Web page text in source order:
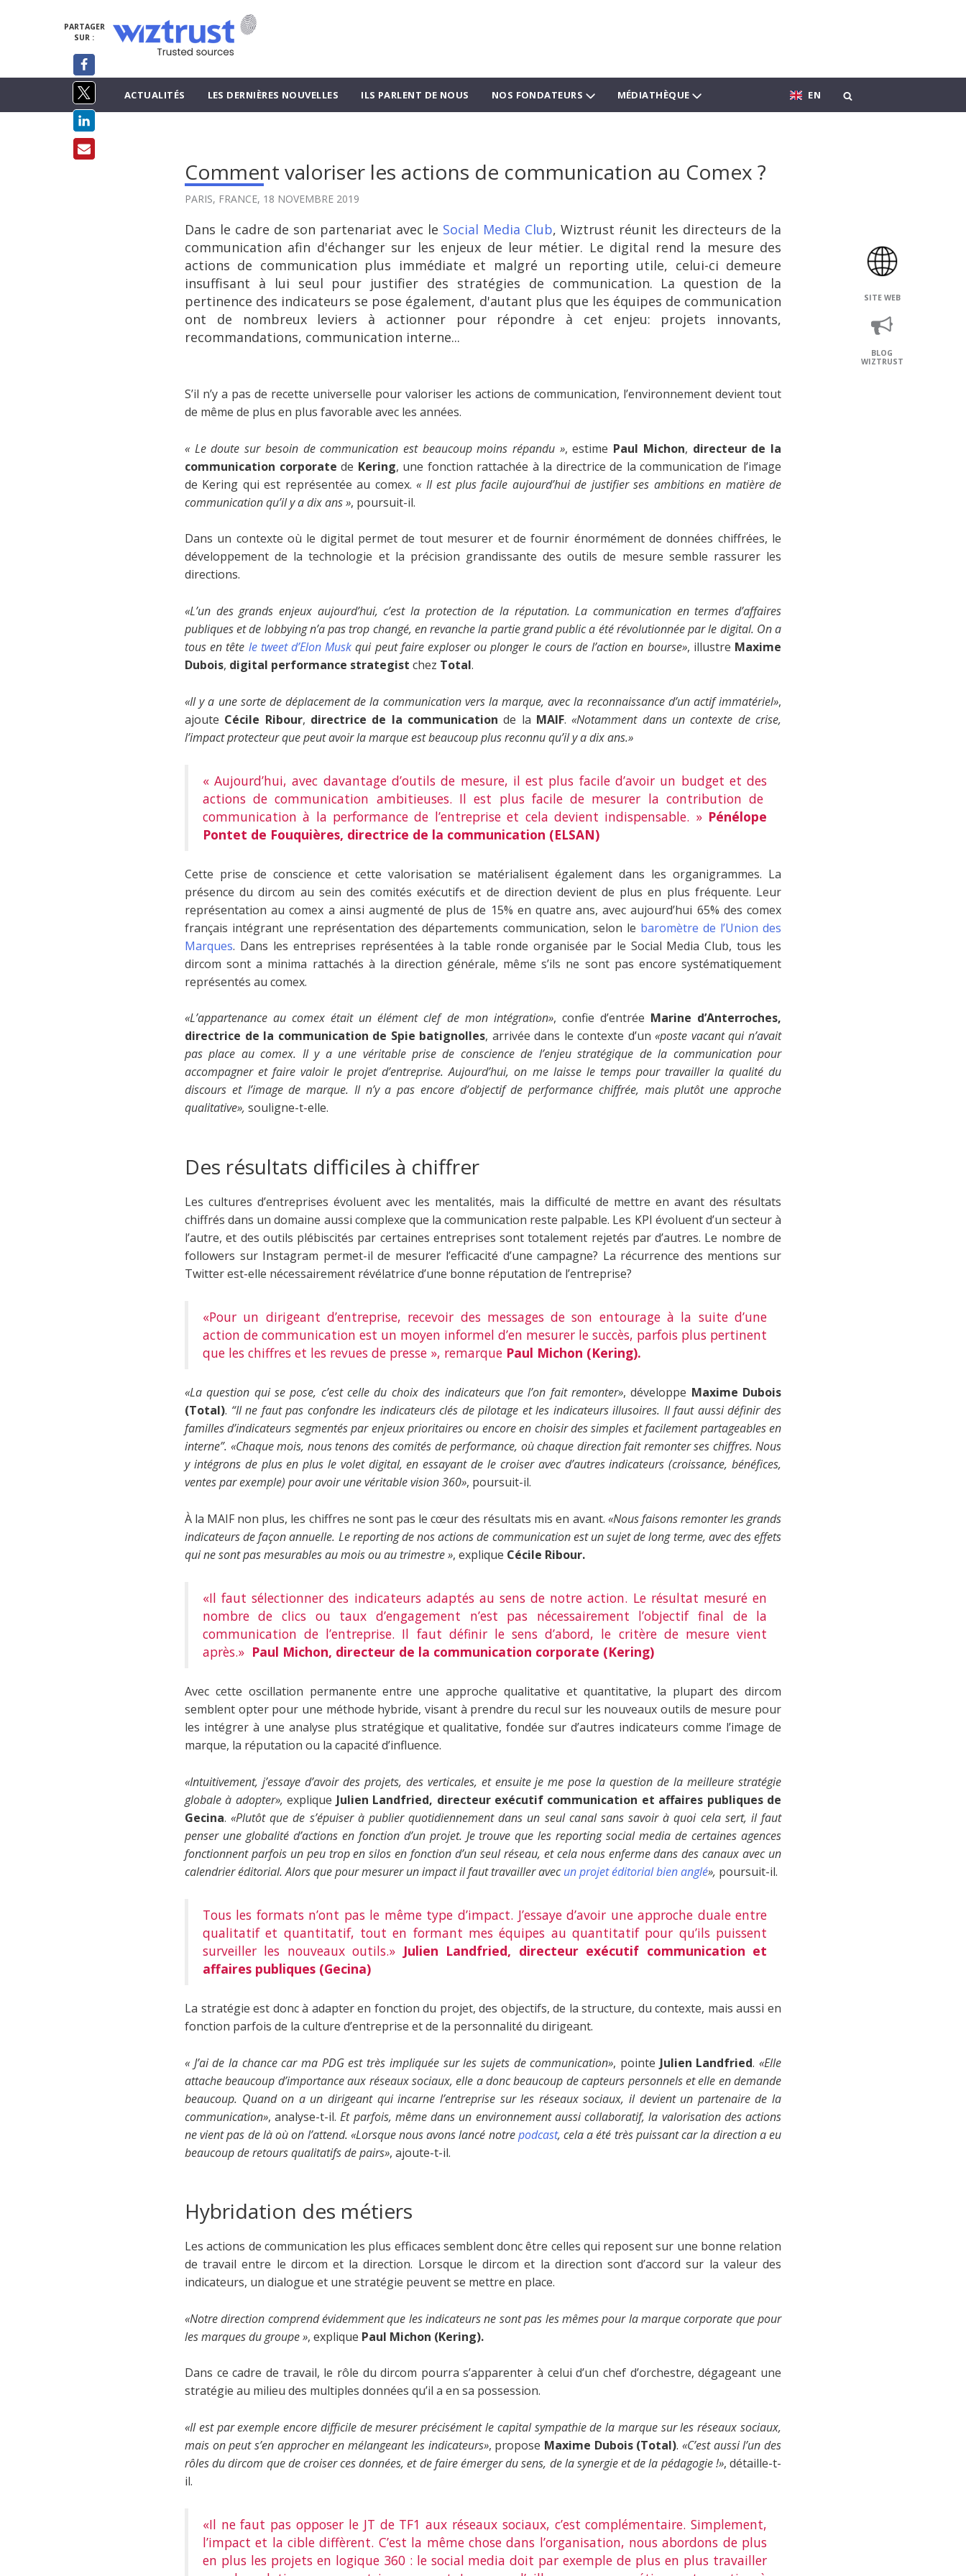
EN
ACTUALITÉS LES DERNIÈRES NOUVELLES ILS PARLENT DE NOUS NOS FONDATEURS MÉDIATHÈQUE
Comment valoriser les actions de communication au Comex ?
PARIS, FRANCE, 18 NOVEMBRE 2019
Dans le cadre de son partenariat avec le Social Media Club, Wiztrust réunit les directeurs de la
communication afin d'échanger sur les enjeux de leur métier. Le digital rend la mesure des
actions de communication plus immédiate et malgré un reporting utile, celui-ci demeure
insuffisant à lui seul pour justifier des stratégies de communication. La question de la
pertinence des indicateurs se pose également, d'autant plus que les équipes de communication
ont de nombreux leviers à actionner pour répondre à cet enjeu: projets innovants,
recommandations, communication interne...
PARTAGER
SUR :
SITE WEB
BLOG
WIZTRUST
S’il n’y a pas de recette universelle pour valoriser les actions de communication, l’environnement devient tout
de même de plus en plus favorable avec les années.
« Le doute sur besoin de communication est beaucoup moins répandu », estime Paul Michon, directeur de la
communication corporate de Kering, une fonction rattachée à la directrice de la communication de l’image
de Kering qui est représentée au comex.« Il est plus facile aujourd’hui de justifier ses ambitions en matière de
communication qu’il y a dix ans », poursuit-il.
Dans un contexte où le digital permet de tout mesurer et de fournir énormément de données chiffrées, le
développement de la technologie et la précision grandissante des outils de mesure semble rassurer les
directions.
«L’un des grands enjeux aujourd’hui, c’est la protection de la réputation. La communication en termes d’affaires
publiques et de lobbying n’a pas trop changé, en revanche la partie grand public a été révolutionnée par le digital. On a
tous en tête le tweet d’Elon Musk qui peut faire exploser ou plonger le cours de l’action en bourse», illustre Maxime
Dubois, digital performance strategist chez Total.
«Il y a une sorte de déplacement de la communication vers la marque, avec la reconnaissance d’un actif immatériel»,
ajoute Cécile Ribour, directrice de la communication de la MAIF.«Notamment dans un contexte de crise,
l’impact protecteur que peut avoir la marque est beaucoup plus reconnu qu’il y a dix ans.»
« Aujourd’hui, avec davantage d’outils de mesure, il est plus facile d’avoir un budget et des
actions de communication ambitieuses. Il est plus facile de mesurer la contribution de
communication à la performance de l’entreprise et cela devient indispensable. » Pénélope
Pontet de Fouquières, directrice de la communication (ELSAN)
Cette prise de conscience et cette valorisation se matérialisent également dans les organigrammes. La
présence du dircom au sein des comités exécutifs et de direction devient de plus en plus fréquente. Leur
représentation au comex a ainsi augmenté de plus de 15% en quatre ans, avec aujourd’hui 65% des comex
français intégrant une représentation des départements communication, selon le baromètre de l’Union des
Marques. Dans les entreprises représentées à la table ronde organisée par le Social Media Club, tous les
dircom sont a minima rattachés à la direction générale, même s’ils ne sont pas encore systématiquement
représentés au comex.
«L’appartenance au comex était un élément clef de mon intégration», confie d’entrée Marine d’Anterroches,
directrice de la communication de Spie batignolles, arrivée dans le contexte d’un«poste vacant qui n’avait
pas place au comex. Il y a une véritable prise de conscience de l’enjeu stratégique de la communication pour
accompagner et faire valoir le projet d’entreprise. Aujourd’hui, on me laisse le temps pour travailler la qualité du
discours et l’image de marque. Il n’y a pas encore d’objectif de performance chiffrée, mais plutôt une approche
qualitative», souligne-t-elle.
Des résultats difficiles à chiffrer
Les cultures d’entreprises évoluent avec les mentalités, mais la difficulté de mettre en avant des résultats
chiffrés dans un domaine aussi complexe que la communication reste palpable. Les KPI évoluent d’un secteur à
l’autre, et des outils plébiscités par certaines entreprises sont totalement rejetés par d’autres. Le nombre de
followers sur Instagram permet-il de mesurer l’efficacité d’une campagne? La récurrence des mentions sur
Twitter est-elle nécessairement révélatrice d’une bonne réputation de l’entreprise?
«Pour un dirigeant d’entreprise, recevoir des messages de son entourage à la suite d’une
action de communication est un moyen informel d’en mesurer le succès, parfois plus pertinent
que les chiffres et les revues de presse », remarque Paul Michon (Kering).
«La question qui se pose, c’est celle du choix des indicateurs que l’on fait remonter», développe Maxime Dubois
(Total). “Il ne faut pas confondre les indicateurs clés de pilotage et les indicateurs illusoires. Il faut aussi définir des
familles d’indicateurs segmentés par enjeux prioritaires ou encore en choisir des simples et facilement partageables en
interne”. «Chaque mois, nous tenons des comités de performance, où chaque direction fait remonter ses chiffres. Nous
y intégrons de plus en plus le volet digital, en essayant de le croiser avec d’autres indicateurs (croissance, bénéfices,
ventes par exemple) pour avoir une véritable vision 360», poursuit-il.
À la MAIF non plus, les chiffres ne sont pas le cœur des résultats mis en avant. «Nous faisons remonter les grands
indicateurs de façon annuelle. Le reporting de nos actions de communication est un sujet de long terme, avec des effets
qui ne sont pas mesurables au mois ou au trimestre », explique Cécile Ribour.
«Il faut sélectionner des indicateurs adaptés au sens de notre action. Le résultat mesuré en
nombre de clics ou taux d’engagement n’est pas nécessairement l’objectif final de la
communication de l’entreprise. Il faut définir le sens d’abord, le critère de mesure vient
après.» Paul Michon, directeur de la communication corporate (Kering)
Avec cette oscillation permanente entre une approche qualitative et quantitative, la plupart des dircom
semblent opter pour une méthode hybride, visant à prendre du recul sur les nouveaux outils de mesure pour
les intégrer à une analyse plus stratégique et qualitative, fondée sur d’autres indicateurs comme l’image de
marque, la réputation ou la capacité d’influence.
«Intuitivement, j’essaye d’avoir des projets, des verticales, et ensuite je me pose la question de la meilleure stratégie
globale à adopter», explique Julien Landfried, directeur exécutif communication et affaires publiques de
Gecina.«Plutôt que de s’épuiser à publier quotidiennement dans un seul canal sans savoir à quoi cela sert, il faut
penser une globalité d’actions en fonction d’un projet. Je trouve que les reporting social media de certaines agences
fonctionnent parfois un peu trop en silos en fonction d’un seul réseau, et cela nous enferme dans des canaux avec un
calendrier éditorial. Alors que pour mesurer un impact il faut travailler avecun projet éditorial bien anglé», poursuit-il.
Tous les formats n’ont pas le même type d’impact. J’essaye d’avoir une approche duale entre
qualitatif et quantitatif, tout en formant mes équipes au quantitatif pour qu’ils puissent
surveiller les nouveaux outils.» Julien Landfried, directeur exécutif communication et
affaires publiques (Gecina)
La stratégie est donc à adapter en fonction du projet, des objectifs, de la structure, du contexte, mais aussi en
fonction parfois de la culture d’entreprise et de la personnalité du dirigeant.
« J’ai de la chance car ma PDG est très impliquée sur les sujets de communication», pointe Julien Landfried.«Elle
attache beaucoup d’importance aux réseaux sociaux, elle a donc beaucoup de capteurs personnels et elle en demande
beaucoup. Quand on a un dirigeant qui incarne l’entreprise sur les réseaux sociaux, il devient un partenaire de la
communication», analyse-t-il.Et parfois, même dans un environnement aussi collaboratif, la valorisation des actions
ne vient pas de là où on l’attend. «Lorsque nous avons lancé notrepodcast, cela a été très puissant car la direction a eu
beaucoup de retours qualitatifs de pairs», ajoute-t-il.
Hybridation des métiers
Les actions de communication les plus efficaces semblent donc être celles qui reposent sur une bonne relation
de travail entre le dircom et la direction. Lorsque le dircom et la direction sont d’accord sur la valeur des
indicateurs, un dialogue et une stratégie peuvent se mettre en place.
«Notre direction comprend évidemment que les indicateurs ne sont pas les mêmes pour la marque corporate que pour
les marques du groupe », explique Paul Michon (Kering).
Dans ce cadre de travail, le rôle du dircom pourra s’apparenter à celui d’un chef d’orchestre, dégageant une
stratégie au milieu des multiples données qu’il a en sa possession.
«Il est par exemple encore difficile de mesurer précisément le capital sympathie de la marque sur les réseaux sociaux,
mais on peut s’en approcher en mélangeant les indicateurs», propose Maxime Dubois (Total). «C’est aussi l’un des
rôles du dircom que de croiser ces données, et de faire émerger du sens, de la synergie et de la pédagogie !», détaille-t-
il.
«Il ne faut pas opposer le JT de TF1 aux réseaux sociaux, c’est complémentaire. Simplement,
l’impact et la cible diffèrent. C’est la même chose dans l’organisation, nous abordons de plus
en plus les projets en logique 360 : le social media doit par exemple de plus en plus travailler